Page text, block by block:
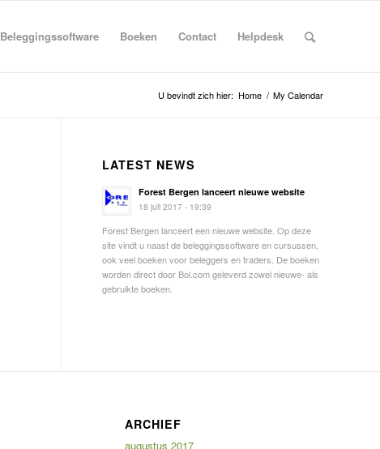
Beleggingssoftware Boeken Contact Helpdesk
U bevindt zich hier: Home / My Calendar
LATEST NEWS
Forest Bergen lanceert nieuwe website
18 juli 2017 - 19:39
Forest Bergen lanceert een nieuwe website. Op deze
site vindt u naast de beleggingssoftware en cursussen,
ook veel boeken voor beleggers en traders. De boeken
worden direct door Bol.com geleverd zowel nieuwe- als
gebruikte boeken.
ARCHIEF
augustus 2017